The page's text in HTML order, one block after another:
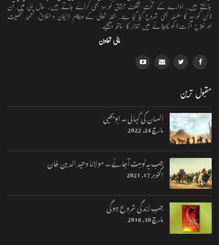
جاسکتے ہیں۔ ادارے کے تحت مختلف تربیتی کورسز بھی کرائے جاتے ہیں۔ حال ہی میں آن
لائن کورسز کا سلسلہ بھی شروع کیا گیا ہے۔ اللہ تعالٰی کے پیغام (ایمان و اخلاق، تعمیرِ شخصیت
اور فلاحِ آخرت) کو پھیلانے میں انذار کا ساتھ دیجئیے.
مالی تعاون
مقبول ترین
انسان کی کہانی ۔ ابویحییٰ
مارچ 24, 2022
جب یہ نوبت آجائے ۔ مولانا وحید الدین خان
اکتوبر 17, 2021
جب زندگی شروع ہوگی
مارچ 30, 2018